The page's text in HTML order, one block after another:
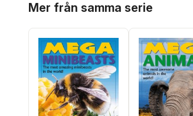
Mer från samma serie